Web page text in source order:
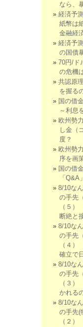
なら、
経済予
紙幣は
金融経
経済予
の国債
70円/ド
の危機
共認原
を握る
国の借
～利息
欧州勢
し金（
度？
欧州勢
序を画
国の借
「Q&A
8/10な
の手先
（５
断絶と
8/10な
の手先
（４
確立で
8/10な
の手先
（３
かれる
8/10な
の手先(
（２